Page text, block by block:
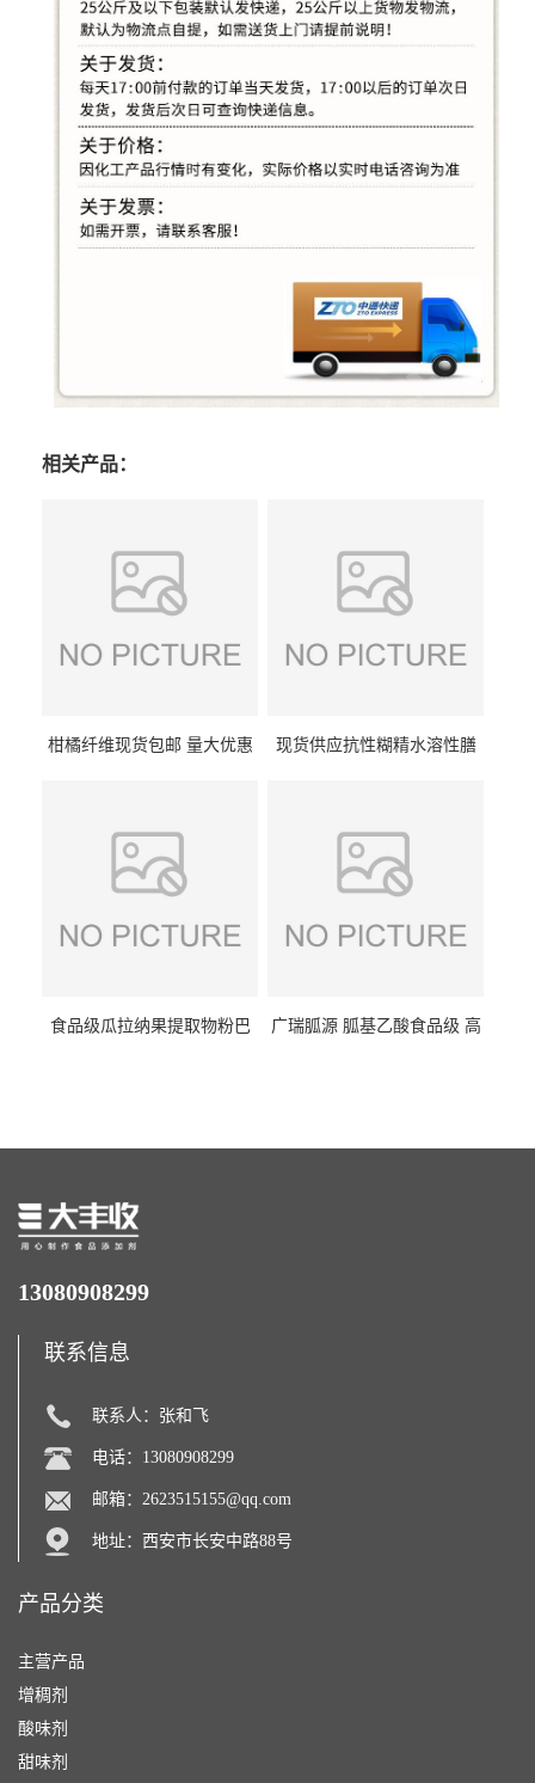
相关产品：
柑橘纤维现货包邮 量大优惠
现货供应抗性糊精水溶性膳
食品级瓜拉纳果提取物粉巴
广瑞胍源 胍基乙酸食品级 高
13080908299
联系信息
联系人：张和飞
电话：13080908299
邮箱： 2623515155@qq.com
地址：西安市长安中路88号
产品分类
主营产品
增稠剂
酸味剂
甜味剂